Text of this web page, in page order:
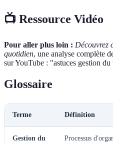
📺 Ressource Vidéo
Pour aller plus loin : Découvrez
quotidien, une analyse complète
sur YouTube : "astuces gestion
Glossaire
Terme Définition
Gestion du
Processus